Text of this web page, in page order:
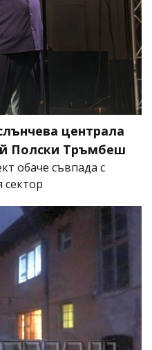
централа
Полски Тръмбеш
обаче съвпада с
сектор